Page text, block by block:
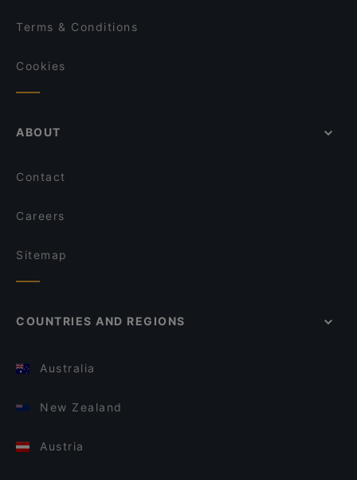
Terms & Conditions
Cookies
ABOUT
Contact
Careers
Sitemap
COUNTRIES AND REGIONS
Australia
New Zealand
Austria